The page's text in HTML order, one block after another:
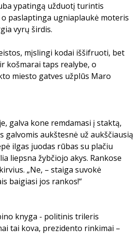
ypatingą užduotį turintis
o paslaptinga ugniaplaukė moteris
vyrų širdis.
mįslingi kodai iššifruoti, bet
košmarai taps realybe, o
miesto gatves užplūs Maro
galva kone remdamasi į staktą,
galvomis aukštesnė už aukščiausią
ilgas juodas rūbas su plačiu
liepsna žybčiojo akys. Rankose
„Ne, – staiga suvokė
baigiasi jos rankos!“
knyga - politinis trileris
tai kova, prezidento rinkimai –